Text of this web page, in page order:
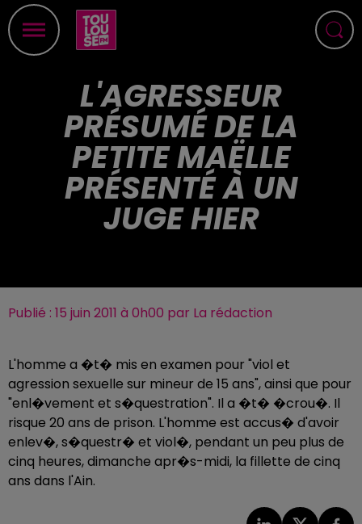
L'AGRESSEUR
PRÉSUMÉ DE LA
PETITE MAËLLE
PRÉSENTÉ À UN
JUGE HIER
Publié : 15 juin 2011 à 0h00 par La rédaction
L'homme a �t� mis en examen pour "viol et
agression sexuelle sur mineur de 15 ans", ainsi que pour
"enl�vement et s�questration". Il a �t� �crou�. Il
risque 20 ans de prison. L'homme est accus� d'avoir
enlev�, s�questr� et viol�, pendant un peu plus de
cinq heures, dimanche apr�s-midi, la fillette de cinq
ans dans l'Ain.